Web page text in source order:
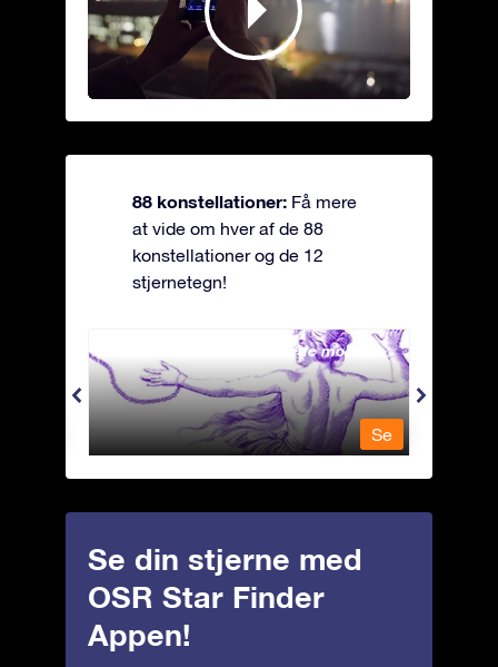
88 konstellationer: Få mere
at vide om hver af de 88
konstellationer og de 12
stjernetegn!
Andromeda - Den lænkede mø
Se
Se din stjerne med
OSR Star Finder
Appen!